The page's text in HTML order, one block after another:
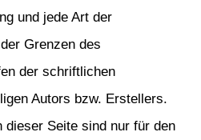
und jede Art der
Grenzen des
der schriftlichen
Autors bzw. Erstellers.
dieser Seite sind nur für den